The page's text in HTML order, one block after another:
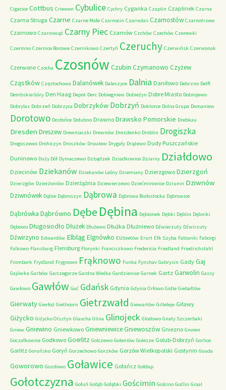
Cigacice Cottbus Criewen Cybulice Cychry Cyganka Czaplin Czaplinek Czarna
Czarna Struga Czarne Czarne Małe Czarnocin Czarnolas Czarnostów Czarnotrzew
Czarnowo Czarnowąż Czarny Piec Czarnów Czchów Czechów Czerewki
Czermno Czernice Borowe Czernikowo Czertyń Czeruchy Czerwińsk Czerwonak
Czerwone Czocha Czosnów Czubin Czymanowo Czyżew
Cząstków Częstochowa Dalanówek Daleszyce Dalnia Daniłowo Debrzno Delft
Dembskie Góry Den Haag Depot Derc Dobiegniew Dobieżyn Dobre Miasto Dobrojewo
Dobrylas Dobrzeń Dobrzyca Dobrzyków Dobrzyń Doktorce Dolna Grupa Domaniew
Dorotowo Dosłońce Dołubno Drawno Drawsko Pomorskie Drebkau
Dresden Dreszew Drewniaczki Drewnów Drezdenko Droblin Drogiszka
Drogoszewo Drohiczyn Droszków Drwalew Drygały Drążewo Dudy Puszczańskie
Duninowo Duży Dół Dymaczewo Dzbądzek Dziadkowice Dziarny Działdowo
Dziecinów Dziekanów Dziekanów Leśny Dziemiany Dzierzgowo Dzierzgoń
Dzierzgów Dzierżoniów Dzierżążnia Dziewierzewo Dziećmirowice Dziunin Dziwnów
Dziwnówek Dąbie Dąbroszyn Dąbrowa Dąbrowa Białostocka Dąbrowice
Dąbrówka Dąbrówno Dębe Dębina Dębionek Dębki Dęblin Dębniki
Dębowo Długosiodło Dłużek Dłużewo Dłużka Dłużniewo Dźwierzuty Dźwirzuty
Dźwirzyno Edwardów Elbląg Elgnówko Elżbietów Erurt Ełk Szyba Fabianki Faborgi
Falkowo Flansburg Flensburg Florynki Franciszkowo Fredericia Friedland Friedrichstahl
Frombork Frydland Frygnowo Frąknowo Funka Fynshav Gabrysin Gady Gaj
Gajówka Garbów Garczegorze Gardna Wielka Gardzienice Garnek Gartz Garwolin Gassy
Gawłowo Gawłów Gać Gdańsk Gdynia Gdynia Orłowo Gidle Giebałtów
Gierwaty Gierłoż Giethoorn Gietrzwałd Giewartów Gilleleje Giławy
Giżycko Giżycko Olsztyn Glaucha Glina Glinojeck Glodowo Gnaty Szczerbaki
Gniew Gniewino Gniewkowo GniewniewiceGniewoszów Gniezno Gnoien
Goczałkowice Godkowo Goerlitz Golczewo Goleniów Golesze Golub-Dobrzyń Gorlice
Gorlitz Goruńsko Goryń Gorzechowo Gorzków Gorzów Wielkopolski Gostynin Gouda
Goworowo Gozdowo Goławice Gołańcz Gołdap
Gołotczyzna Gołuń Gołąb Gołąbki Gościmin Gościno Goźlin Graal